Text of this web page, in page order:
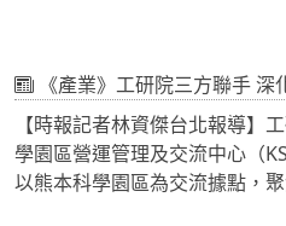
《產業》工研院三方聯手
【時報記者林資傑台北報導】
學園區營運管理及交流中心（
以熊本科學園區為交流據點，